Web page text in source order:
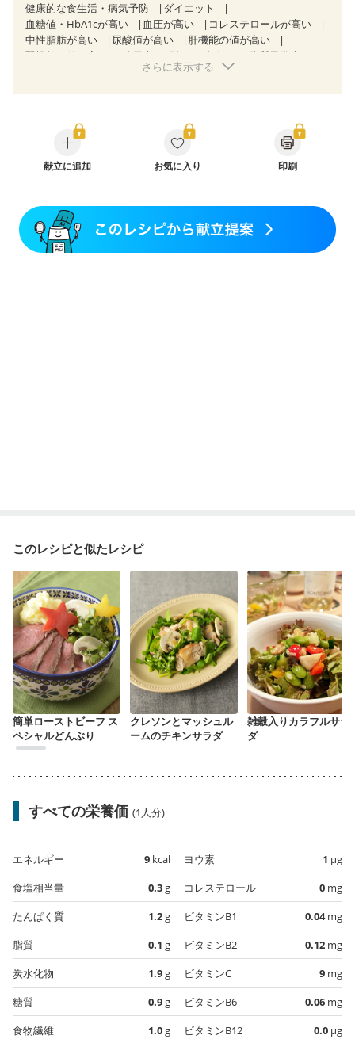
健康的な食生活・病気予防
ダイエット
血糖値・HbA1cが高い
血圧が高い
コレステロールが高い
中性脂肪が高い
尿酸値が高い
肝機能の値が高い
腎機能の値が高い
糖尿病（2型） 高血圧
脂質異常症
狭心症 心筋梗塞
糖尿病性腎症（第３期）
CKD（ステージ１）
CKD（ステージ２）
CKD（ステージ３a）
CKD（ステージ３b）
透析
乳がん（抗がん剤治療中）
味の感じ方が変わった
妊婦健診・体重増加が気になる（初期）
妊婦健診・血圧が気になる（初期）
さらに表示する
献立に追加 お気に入り 印刷
このレシピと似たレシピ
簡単ローストビーフ ス
ペシャルどんぶり
クレソンとマッシュル
ームのチキンサラダ
雑穀入りカラフルサラ
ダ
すべての栄養価 (1人分)
エネルギー 9 kcal
食塩相当量
0.3g
たんぱく質
1.2g
脂質
0.1 g
炭水化物
1.9g
糖質
0.9g
食物繊維
1.0g
ヨウ素 1 µg
コレステロール
0 mg
ビタミンB1
0.04mg
ビタミンB2
0.12 mg
ビタミンC
9 mg
ビタミンB6
0.06 mg
ビタミンB12
0.0 µg